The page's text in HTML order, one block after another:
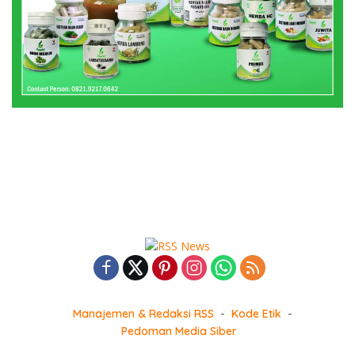
Manajemen & Redaksi RSS
Kode Etik
Pedoman Media Siber